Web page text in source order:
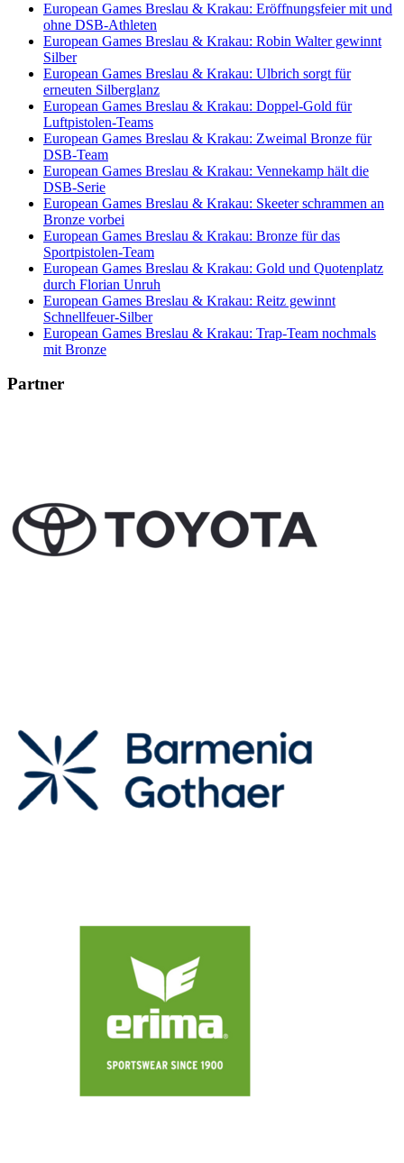
European Games Breslau & Krakau: Eröffnungsfeier mit und
ohne DSB-Athleten
European Games Breslau & Krakau: Robin Walter gewinnt
Silber
European Games Breslau & Krakau: Ulbrich sorgt für
erneuten Silberglanz
European Games Breslau & Krakau: Doppel-Gold für
Luftpistolen-Teams
European Games Breslau & Krakau: Zweimal Bronze für
DSB-Team
European Games Breslau & Krakau: Vennekamp hält die
DSB-Serie
European Games Breslau & Krakau: Skeeter schrammen an
Bronze vorbei
European Games Breslau & Krakau: Bronze für das
Sportpistolen-Team
European Games Breslau & Krakau: Gold und Quotenplatz
durch Florian Unruh
European Games Breslau & Krakau: Reitz gewinnt
Schnellfeuer-Silber
European Games Breslau & Krakau: Trap-Team nochmals
mit Bronze
Partner